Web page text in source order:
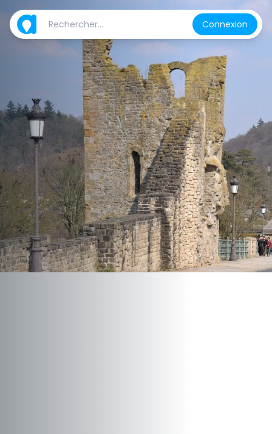
Connexion